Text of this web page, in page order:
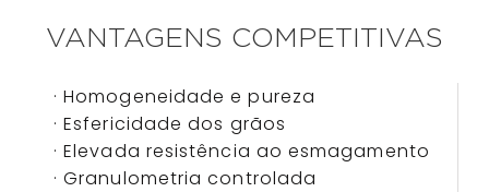
VANTAGENS COMPETITIVAS
· Homogeneidade e pureza
· Esfericidade dos grãos
· Elevada resistência ao esmagamento
· Granulometria controlada